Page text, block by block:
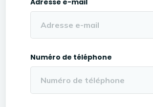
Numéro de téléphone